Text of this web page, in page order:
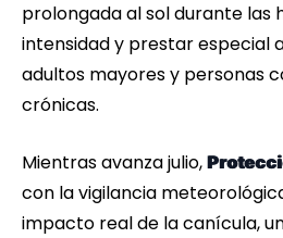
prolongada al sol durante las
intensidad y prestar especial
adultos mayores y personas
crónicas.
Mientras avanza julio,
con la vigilancia
impacto real de la canícula,